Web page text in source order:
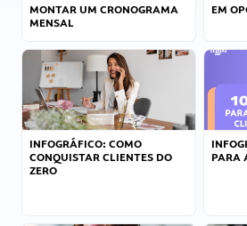
MONTAR UM CRONOGRAMA
MENSAL
EM
INFOGRÁFICO: COMO
CONQUISTAR CLIENTES DO
ZERO
PARA